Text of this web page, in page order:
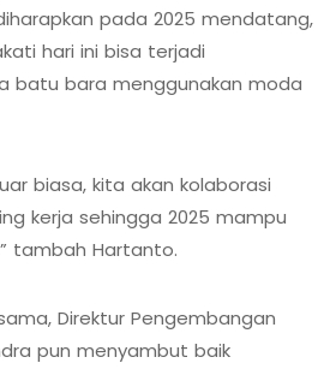
pada 2025 mendatang,
hari ini bisa terjadi
batu bara menggunakan moda
biasa, kita akan kolaborasi
kerja sehingga 2025 mampu
tambah Hartanto.
Direktur Pengembangan
pun menyambut baik